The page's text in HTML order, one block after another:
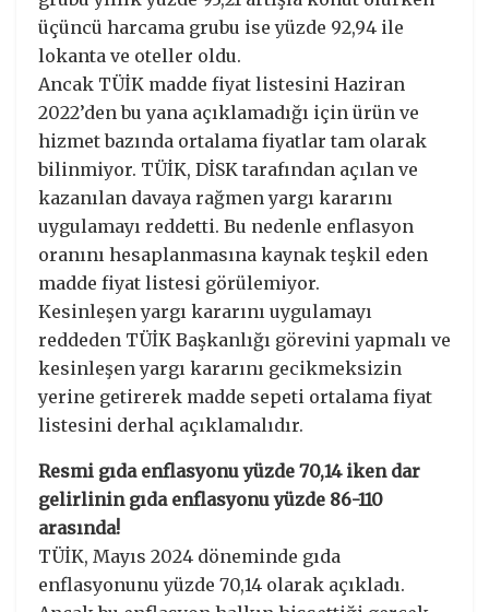
üçüncü harcama grubu ise yüzde 92,94 ile
lokanta ve oteller oldu.
Ancak TÜİK madde fiyat listesini Haziran
2022’den bu yana açıklamadığı için ürün ve
hizmet bazında ortalama fiyatlar tam olarak
bilinmiyor. TÜİK, DİSK tarafından açılan ve
kazanılan davaya rağmen yargı kararını
uygulamayı reddetti. Bu nedenle enflasyon
oranını hesaplanmasına kaynak teşkil eden
madde fiyat listesi görülemiyor.
Kesinleşen yargı kararını uygulamayı
reddeden TÜİK Başkanlığı görevini yapmalı ve
kesinleşen yargı kararını gecikmeksizin
yerine getirerek madde sepeti ortalama fiyat
listesini derhal açıklamalıdır.
Resmi gıda enflasyonu yüzde 70,14 iken dar
gelirlinin gıda enflasyonu yüzde 86-110
arasında!
TÜİK, Mayıs 2024 döneminde gıda
enflasyonunu yüzde 70,14 olarak açıkladı.